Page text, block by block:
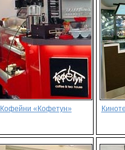
Кофейни «Кофетун»